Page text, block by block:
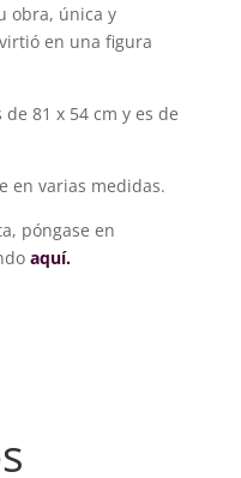
obra, única y
en una figura
81 x 54 cm y es de
en varias medidas.
póngase en
aquí.